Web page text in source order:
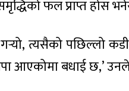
फल प्राप्त होस
त्यसैको पछिल्लो
आएकोमा बधाई छ,’